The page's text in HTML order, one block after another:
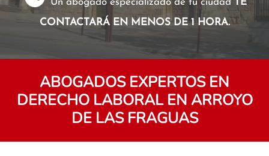
Un abogado especializado de tu ciudad TE
CONTACTARÁ EN MENOS DE 1 HORA.
ABOGADOS EXPERTOS EN
DERECHO LABORAL EN ARROYO
DE LAS FRAGUAS